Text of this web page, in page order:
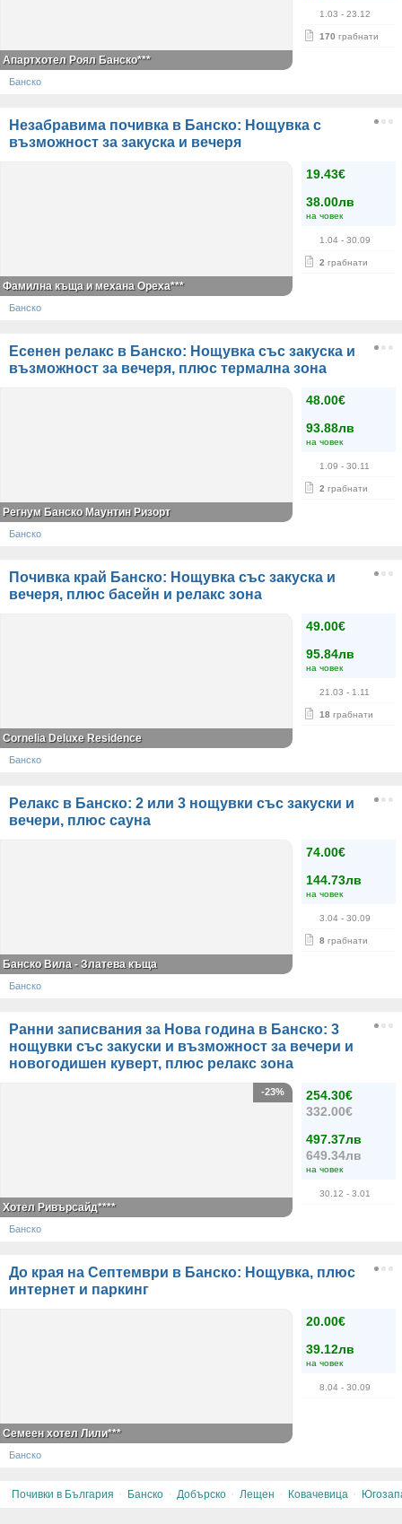
1.03 - 23.12
170 грабнати
Апартхотел Роял Банско***
Банско
Незабравима почивка в Банско: Нощувка с
възможност за закуска и вечеря
19.43€
38.00лв
на човек
1.04 - 30.09
2 грабнати
Фамилна къща и механа Ореха***
Банско
Есенен релакс в Банско: Нощувка със закуска и
възможност за вечеря, плюс термална зона
48.00€
93.88лв
на човек
1.09 - 30.11
2 грабнати
Регнум Банско Маунтин Ризорт
Банско
Почивка край Банско: Нощувка със закуска и
вечеря, плюс басейн и релакс зона
49.00€
95.84лв
на човек
21.03 - 1.11
18 грабнати
Cornelia Deluxe Residence
Банско
Релакс в Банско: 2 или 3 нощувки със закуски и
вечери, плюс сауна
74.00€
144.73лв
на човек
3.04 - 30.09
8 грабнати
Банско Вила - Златева къща
Банско
Ранни записвания за Нова година в Банско: 3
нощувки със закуски и възможност за вечери и
новогодишен куверт, плюс релакс зона
254.30€
332.00€
497.37лв
649.34лв
на човек
30.12 - 3.01
-23%
Хотел Ривърсайд****
Банско
До края на Септември в Банско: Нощувка, плюс
интернет и паркинг
20.00€
39.12лв
на човек
8.04 - 30.09
Семеен хотел Лили***
Банско
Почивки в България · Банско · Добърско · Лещен · Ковачевица ·